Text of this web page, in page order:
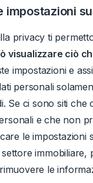
impostazioni
privacy ti
visualizzare ciò
impostazioni e
personali
Se ci sono siti che
e che non
le impostazioni
immobiliare,
le